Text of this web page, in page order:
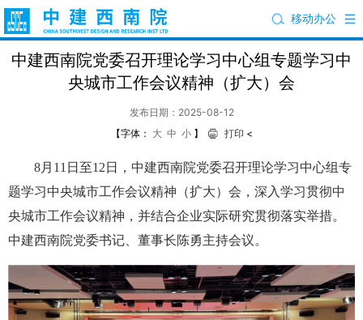
移动办公
中建西南院党委召开理论学习中心组专题学习中
央城市工作会议精神（扩大）会
发布日期：2025-08-12
【字体： 大 中 小 】 打印 <
8月11日至12日，中建西南院党委召开理论学习中心组专
题学习中央城市工作会议精神（扩大）会，深入学习贯彻中
央城市工作会议精神，并结合企业实际研究贯彻落实举措。
中建西南院党委书记、董事长陈勇主持会议。